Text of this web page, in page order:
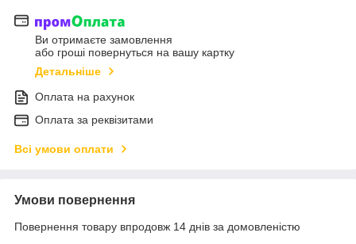
Ви отримаєте замовлення
або гроші повернуться на вашу картку
Детальніше
Оплата на рахунок
Оплата за реквізитами
Всі умови оплати
Умови повернення
Повернення товару впродовж 14 днів за домовленістю